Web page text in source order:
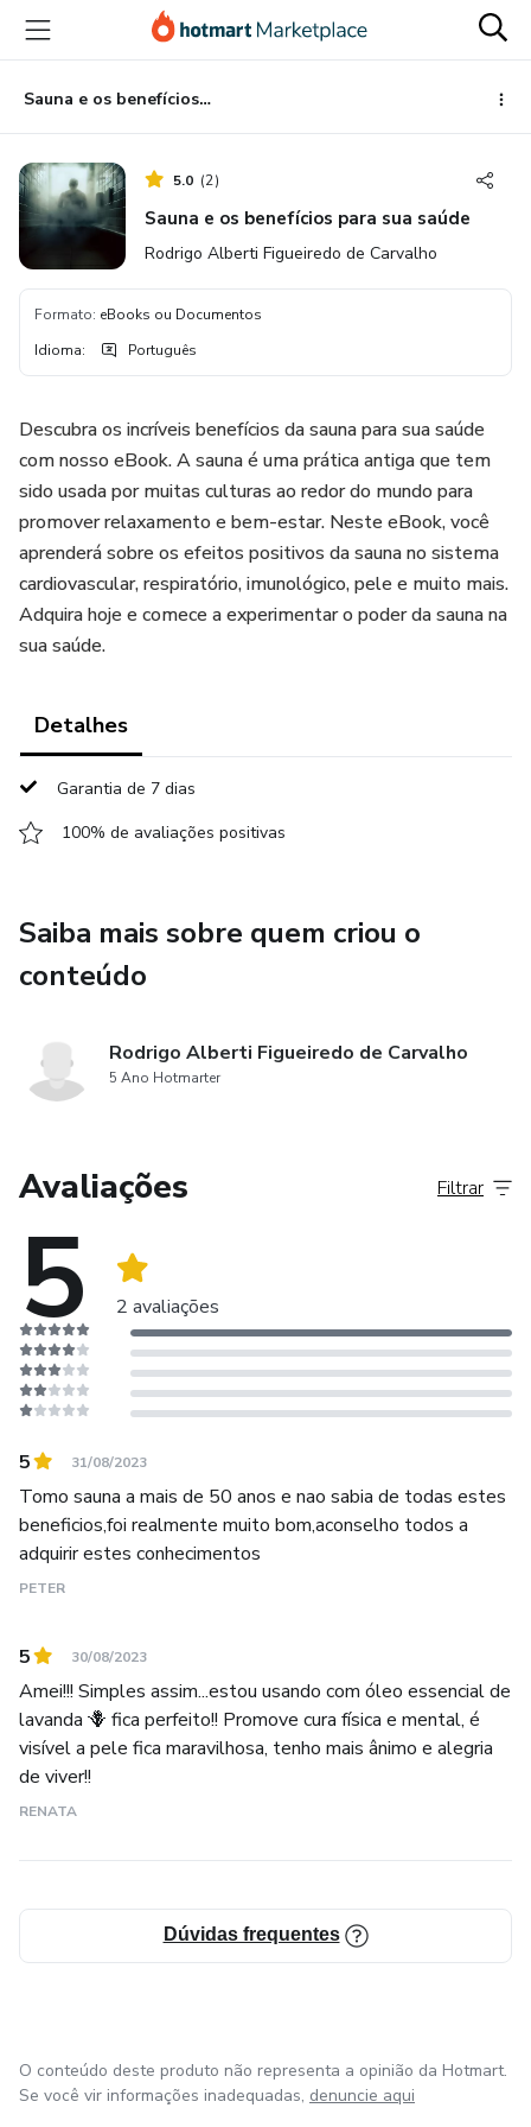
para
conteúdo
principal
para
pagamento
para
rodapé
Sauna e os benefícios para sua saúde
5.0 (2)
Sauna e os benefícios para sua saúde
Rodrigo Alberti Figueiredo de Carvalho
Formato: eBooks ou Documentos
Idioma: Português
Descubra os incríveis benefícios da sauna para sua saúde
com nosso eBook. A sauna é uma prática antiga que tem
sido usada por muitas culturas ao redor do mundo para
promover relaxamento e bem-estar. Neste eBook, você
aprenderá sobre os efeitos positivos da sauna no sistema
cardiovascular, respiratório, imunológico, pele e muito mais.
Adquira hoje e comece a experimentar o poder da sauna na
sua saúde.
Detalhes
Garantia de 7 dias
100% de avaliações positivas
Saiba mais sobre quem criou o
conteúdo
Rodrigo Alberti Figueiredo de Carvalho
5 Ano Hotmarter
Avaliações
5 2 avaliações
Filtrar
5 31/08/2023
Tomo sauna a mais de 50 anos e nao sabia de todas estes
beneficios,foi realmente muito bom,aconselho todos a
adquirir estes conhecimentos
PETER
5 30/08/2023
Amei!!! Simples assim...estou usando com óleo essencial de
lavanda 🪻 fica perfeito!! Promove cura física e mental, é
visível a pele fica maravilhosa, tenho mais ânimo e alegria
de viver!!
RENATA
Dúvidas frequentes
O conteúdo deste produto não representa a opinião da Hotmart.
Se você vir informações inadequadas, denuncie aqui